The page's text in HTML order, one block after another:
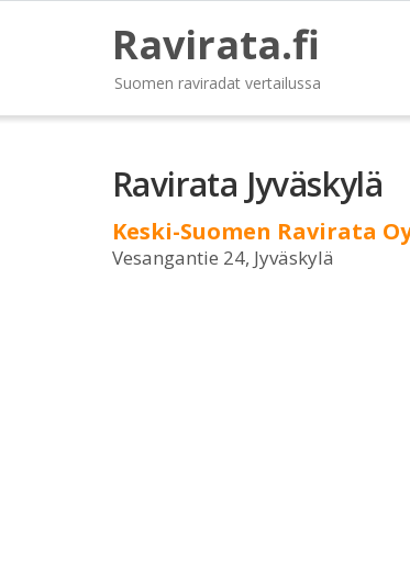
Ravirata.fi
Suomen raviradat vertailussa
Ravirata Jyväskylä
Keski-Suomen Ravirata
Vesangantie 24, Jyväskylä